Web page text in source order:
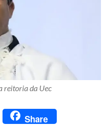
reitoria da Uec
PrintFriendly
Share